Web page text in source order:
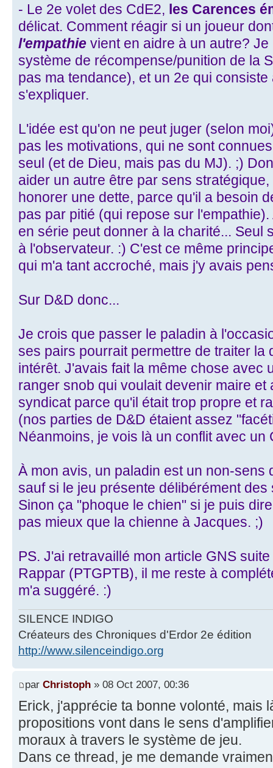
- Le 2e volet des CdE2, les Carences
délicat. Comment réagir si un joueur
l'empathie vient en aidre à un autre?
système de récompense/punition de la
pas ma tendance), et un 2e qui
s'expliquer.
L'idée est qu'on ne peut juger (selon
pas les motivations, qui ne sont
seul (et de Dieu, mais pas du MJ). ;)
aider un autre être par sens
honorer une dette, parce qu'il a besoin
pas par pitié (qui repose sur
en série peut donner à la charité... Seul
à l'observateur. :) C'est ce même
qui m'a tant accroché, mais j'y avais
Sur D&D donc...
Je crois que passer le paladin à
ses pairs pourrait permettre de traiter la
intérêt. J'avais fait la même chose avec
ranger snob qui voulait devenir maire
syndicat parce qu'il était trop propre et
(nos parties de D&D étaient assez
Néanmoins, je vois là un conflit avec un
À mon avis, un paladin est un non-sens
sauf si le jeu présente délibérément
Sinon ça "phoque le chien" si je puis
pas mieux que la chienne à Jacques. ;)
PS. J'ai retravaillé mon article GNS
Rappar (PTGPTB), il me reste à
m'a suggéré. :)
SILENCE INDIGO
Créateurs des Chroniques d'Erdor 2e édition
http://www.silenceindigo.org
par Christoph » 08 Oct 2007, 00:36
Erick, j'apprécie ta bonne volonté, mais
propositions vont dans le sens
moraux à travers le système de jeu.
Dans ce thread, je me demande